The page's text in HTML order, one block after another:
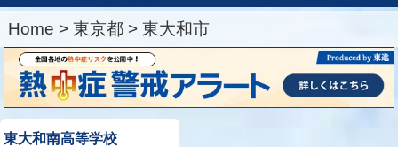
Home > 東京都 > 東大和市
東大和南高等学校